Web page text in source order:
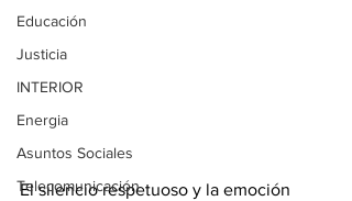
Educación
Justicia
INTERIOR
Energia
Asuntos Sociales
Telecomunicación
El silencio respetuoso y la emoción